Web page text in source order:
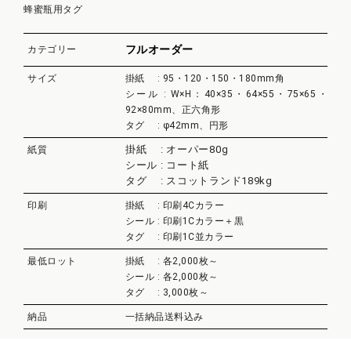
蜂蜜瓶用タグ
カテゴリー フルオーダー
サイズ
掛紙 : 95・120・150・180mm角
シール : W×H：40×35・64×55・75×65・
92×80mm、正六角形
タグ : φ42mm、円形
紙質
掛紙 : オーパー80g
シール : コート紙
タグ : スコットランド189kg
印刷
掛紙 : 印刷4Cカラー
シール : 印刷1Cカラー＋黒
タグ : 印刷1C並カラー
最低ロット
掛紙 : 各2,000枚～
シール : 各2,000枚～
タグ : 3,000枚～
納品 一括納品送料込み